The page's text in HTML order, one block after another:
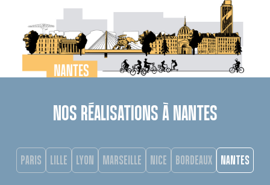
NOS RÉALISATIONS À NANTES
PARIS LILLE LYON MARSEILLE NICE BORDEAUX NANTES